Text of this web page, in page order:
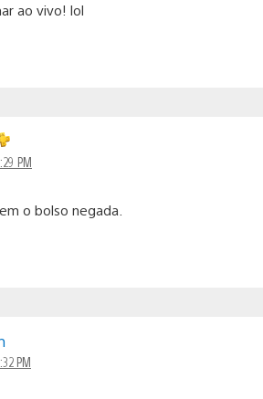
ao vivo! lol
PM
o bolso negada.
PM